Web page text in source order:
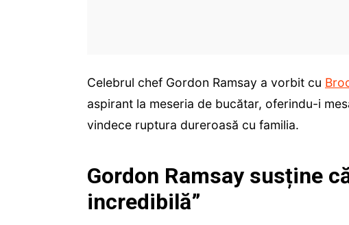
Celebrul chef Gordon Ramsay a vorbit cu
aspirant la meseria de bucătar, oferindu-i
vindece ruptura dureroasă cu familia.
Gordon Ramsay susține
incredibilă”